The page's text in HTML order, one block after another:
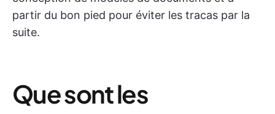
partir du bon pied pour éviter les tracas par la
suite.
Que sont les